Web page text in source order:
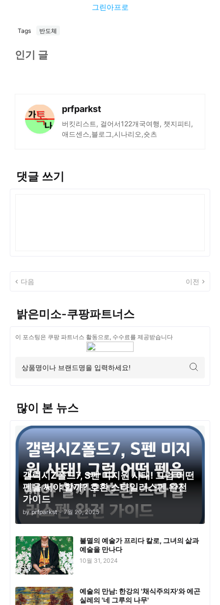
그린아프로
Tags 반도체
인기 글
prfparkst
버킷리스트, 걸어서122개국여행, 챗지피티,
애드센스,블로그,시나리오,숏츠
댓글 쓰기
다음 이전
밝은미소-쿠팡파트너스
이 포스팅은 쿠팡 파트너스 활동으로, 수수료를 제공받습니다
많이 본 뉴스
갤럭시Z폴드7, S펜 미지원 사태! 그럼 어떤
펜을 써야 할까? 호환 스타일러스펜 완전
가이드
by prfparkst - 7월 20, 2025
불멸의 예술가 프리다 칼로, 그녀의 삶과
예술을 만나다
10월 31, 2024
예술의 만남: 한강의 '채식주의자'와 에곤
실레의 '네 그루의 나무'